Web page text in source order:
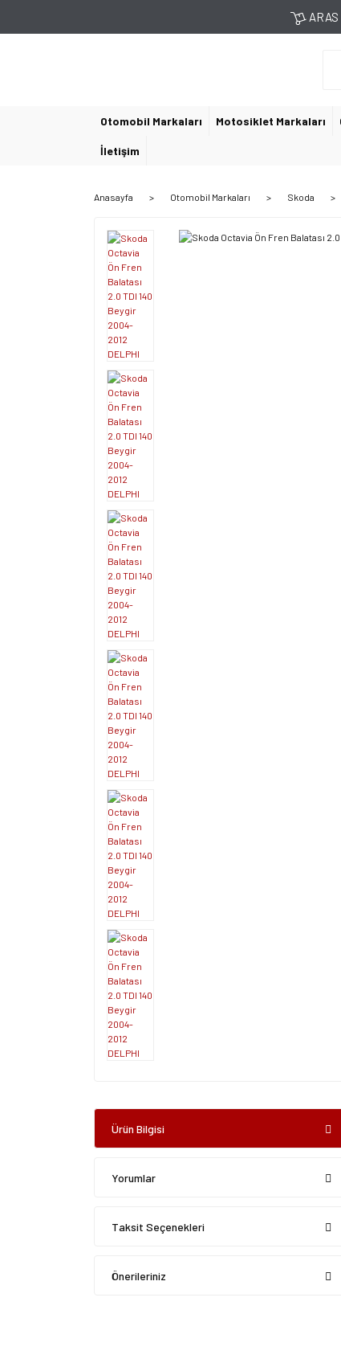
ARAS
Otomobil Markaları Motosiklet Markaları
İletişim
Anasayfa Otomobil Markaları Skoda
Ürün Bilgisi
Yorumlar
Taksit Seçenekleri
Önerileriniz